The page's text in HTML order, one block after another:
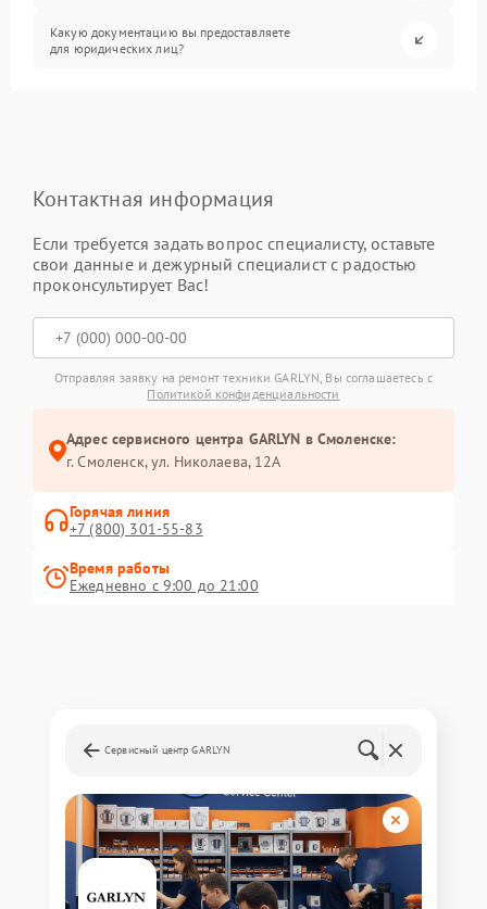
Какую документацию вы предоставляете
для юридических лиц?
Контактная информация
Если требуется задать вопрос специалисту, оставьте
свои данные и дежурный специалист с радостью
проконсультирует Вас!
Отправляя заявку на ремонт техники GARLYN, Вы соглашаетесь с
Политикой конфиденциальности
Адрес сервисного центра GARLYN в Смоленске:
г. Смоленск, ул. Николаева, 12А
Горячая линия
+7 (800) 301-55-83
Время работы
Ежедневно с 9:00 до 21:00
Сервисный центр GARLYN